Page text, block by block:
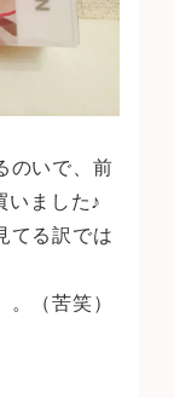
のいで、前
いました♪
てる訳では
（苦笑）